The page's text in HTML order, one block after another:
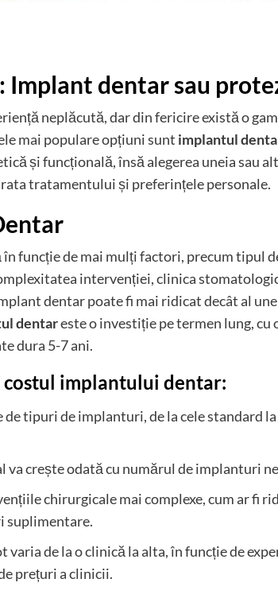
Implant dentar sau
neplăcută, dar din fericire există o
mai populare opțiuni sunt implantul
și funcțională, însă alegerea uneia sau
tratamentului și preferințele personale.
în funcție de mai mulți factori, precum tipul
intervenției, clinica
dentar poate fi mai ridicat decât al
dentareste o investiție pe termen lung, cu
dura 5-7 ani.
implantului dentar:
tipuri de implanturi, de la cele standard
va crește odată cu numărul de implanturi
chirurgicale mai complexe, cum ar fi
suplimentare.
varia de la o clinică la alta, în funcție de
prețuri a clinicii.